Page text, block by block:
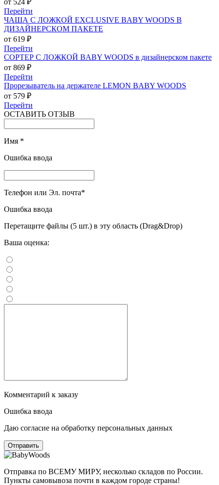
Перейти
ЧАША С ЛОЖКОЙ EXCLUSIVE BABY WOODS В
ДИЗАЙНЕРСКОМ ПАКЕТЕ
от 619 ₽
Перейти
СОРТЕР С ЛОЖКОЙ BABY WOODS в дизайнерском пакете
от 869 ₽
Перейти
Прорезыватель на держателе LEMON BABY WOODS
от 579 ₽
Перейти
ОСТАВИТЬ ОТЗЫВ
Имя *
Ошибка ввода
Телефон или Эл. почта*
Ошибка ввода
Перетащите файлы (5 шт.) в эту область (Drag&Drop)
Ваша оценка:
Комментарий к заказу
Ошибка ввода
Даю согласие на обработку персональных данных
Отправка по ВСЕМУ МИРУ, несколько складов по России.
Пункты самовывоза почти в каждом городе страны!